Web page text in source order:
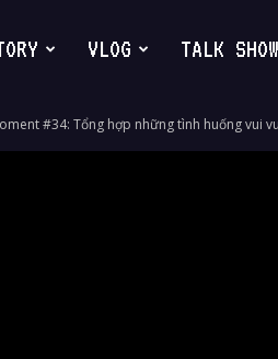
VLOG TALK SHOW
#34: Tổng hợp những tình huống vui